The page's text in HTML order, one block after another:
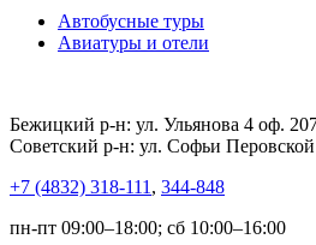
Автобусные туры
Авиатуры и отели
Бежицкий р-н: ул. Ульянова 4 оф.
Советский р-н: ул. Софьи
+7 (4832) 318-111 , 344-848
пн-пт 09:00–18:00; сб 10:00–16:00